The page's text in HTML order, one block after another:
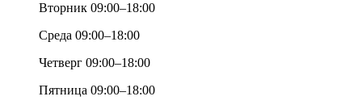
Вторник 09:00–18:00
Среда 09:00–18:00
Четверг 09:00–18:00
Пятница 09:00–18:00